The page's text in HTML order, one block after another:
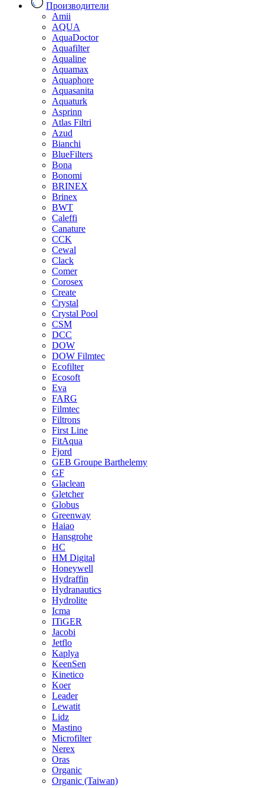
Производители
Amii
AQUA
AquaDoctor
Aquafilter
Aqualine
Aquamax
Aquaphore
Aquasanita
Aquaturk
Asprinn
Atlas Filtri
Azud
Bianchi
BlueFilters
Bona
Bonomi
BRINEX
Brinex
BWT
Caleffi
Canature
CCK
Cewal
Clack
Comer
Corosex
Create
Crystal
Crystal Pool
CSM
DCC
DOW
DOW Filmtec
Ecofilter
Ecosoft
Eva
FARG
Filmtec
Filtrons
First Line
FitAqua
Fjord
GEB Groupe Barthelemy
GF
Glaclean
Gletcher
Globus
Greenway
Haiao
Hansgrohe
HC
HM Digital
Honeywell
Hydraffin
Hydranautics
Hydrolite
Icma
ITiGER
Jacobi
Jetflo
Kaplya
KeenSen
Kinetico
Koer
Leader
Lewatit
Lidz
Mastino
Microfilter
Nerex
Oras
Organic
Organic (Taiwan)